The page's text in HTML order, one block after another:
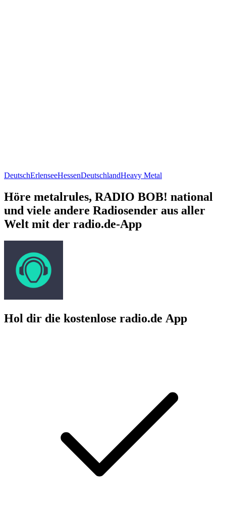
DeutschErlenseeHessenDeutschlandHeavy Metal
Höre metalrules, RADIO BOB! national
und viele andere Radiosender aus aller
Welt mit der radio.de-App
Hol dir die kostenlose radio.de App